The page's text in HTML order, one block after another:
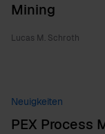
Mining
Lucas M. Schroth
Neuigkeiten
PEX Process